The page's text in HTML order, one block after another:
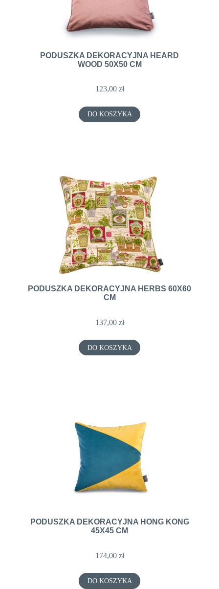
PODUSZKA DEKORACYJNA HEARD
WOOD 50X50 CM
123,00 zł
DO KOSZYKA
PODUSZKA DEKORACYJNA HERBS 60X60
CM
137,00 zł
DO KOSZYKA
PODUSZKA DEKORACYJNA HONG KONG
45X45 CM
174,00 zł
DO KOSZYKA